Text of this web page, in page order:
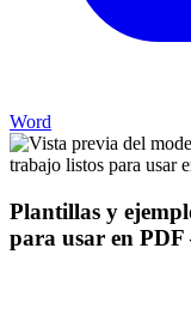
Word
Plantillas y
para usar en PDF